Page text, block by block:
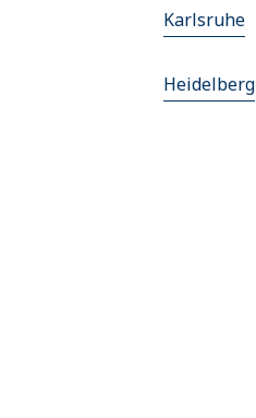
Karlsruhe
Heidelberg